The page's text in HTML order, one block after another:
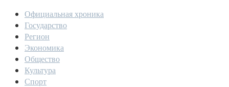
Официальная хроника
Государство
Регион
Экономика
Общество
Культура
Спорт